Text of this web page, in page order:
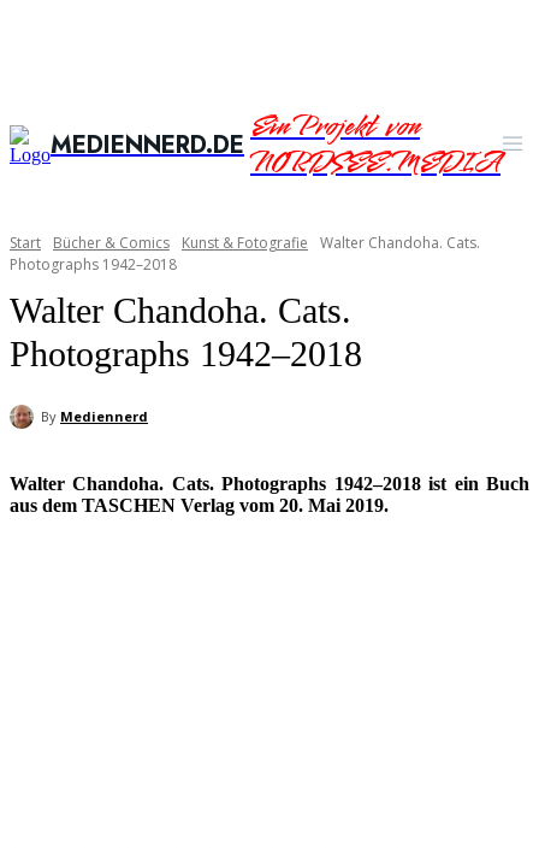
MEDIENNERD.DEEin Projekt von
NORDSEE.MEDIA
Start Bücher & Comics Kunst & Fotografie
Walter Chandoha. Cats.
Photographs 1942–2018
Walter Chandoha. Cats.
Photographs 1942–2018
By Mediennerd
Walter Chandoha. Cats. Photographs 1942–2018 ist ein Buch
aus dem TASCHEN Verlag vom 20. Mai 2019.